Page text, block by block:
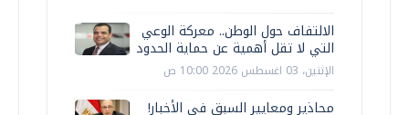
الالتفاف حول الوطن.. معركة الوعي
التي لا تقل أهمية عن حماية الحدود
الإثنين، 03 اغسطس 2026 10:00 ص
محاذير ومعايير السبق في الأخبار!